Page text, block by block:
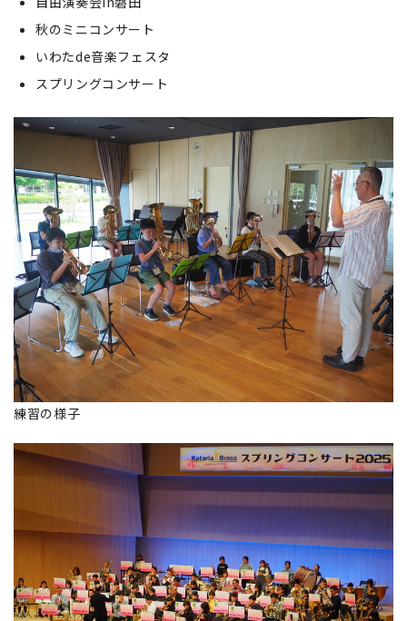
秋のミニコンサート
いわたde音楽フェスタ
スプリングコンサート
練習の様子